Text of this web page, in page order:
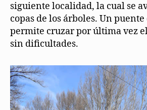
siguiente localidad, la cual se
copas de los árboles. Un
permite cruzar por última vez
sin dificultades.